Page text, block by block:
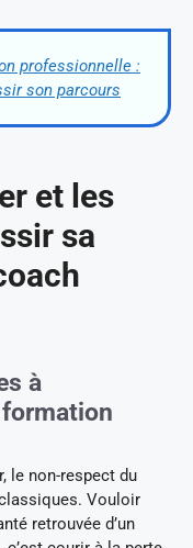
professionnelle :
son parcours
et les
sa
à
le non-respect du
Vouloir
retrouvée d’un